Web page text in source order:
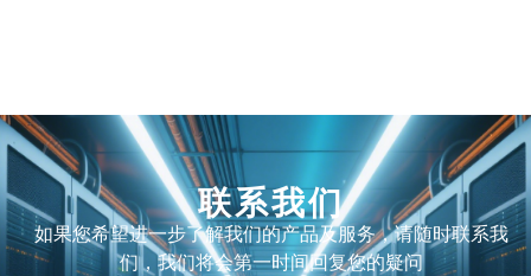
联系我们
如果您希望进一步了解我们的产品及服务，请随时联系我
们，我们将会第一时间回复您的疑问